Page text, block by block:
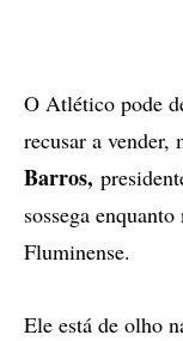
O Atlético pode
recusar a vender,
Barros,
sossega
Fluminense.
Ele está de olho